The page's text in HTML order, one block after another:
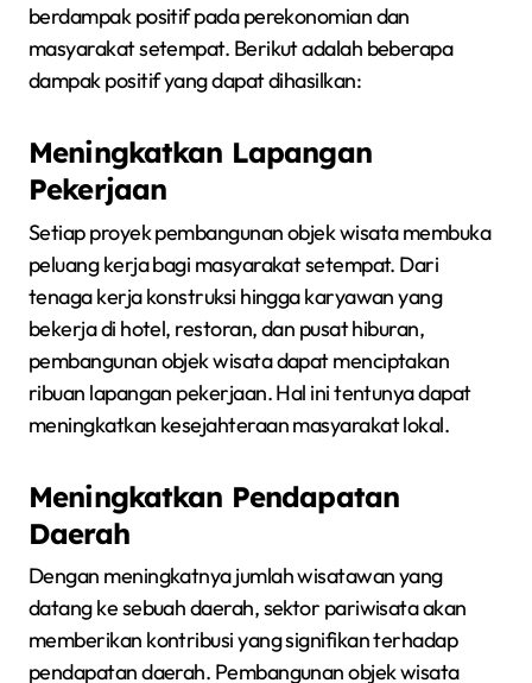
berdampak positif pada perekonomian dan
masyarakat setempat. Berikut adalah beberapa
dampak positif yang dapat dihasilkan:
Meningkatkan Lapangan
Pekerjaan
Setiap proyek pembangunan objek wisata membuka
peluang kerja bagi masyarakat setempat. Dari
tenaga kerja konstruksi hingga karyawan yang
bekerja di hotel, restoran, dan pusat hiburan,
pembangunan objek wisata dapat menciptakan
ribuan lapangan pekerjaan. Hal ini tentunya dapat
meningkatkan kesejahteraan masyarakat lokal.
Meningkatkan Pendapatan
Daerah
Dengan meningkatnya jumlah wisatawan yang
datang ke sebuah daerah, sektor pariwisata akan
memberikan kontribusi yang signifikan terhadap
pendapatan daerah. Pembangunan objek wisata